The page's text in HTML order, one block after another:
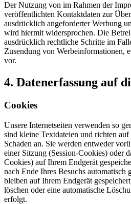
Der Nutzung von im Rahmen der
veröffentlichten Kontaktdaten zur
ausdrücklich angeforderter Werbung
wird hiermit widersprochen. Die
ausdrücklich rechtliche Schritte im
Zusendung von Werbeinformationen,
vor.
4. Datenerfassung auf
Cookies
Unsere Internetseiten verwenden so
sind kleine Textdateien und richten
Schaden an. Sie werden entweder
einer Sitzung (Session-Cookies) oder
Cookies) auf Ihrem Endgerät
nach Ende Ihres Besuchs automatisch
bleiben auf Ihrem Endgerät
löschen oder eine automatische
erfolgt.